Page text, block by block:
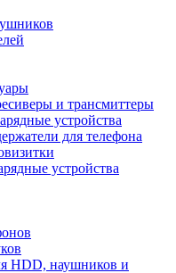
и трансмиттеры
устройства
для телефона
устройства
HDD, наушников и